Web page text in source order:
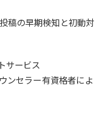
稿の早期検知と初動対
サービス
ンセラー有資格者によ